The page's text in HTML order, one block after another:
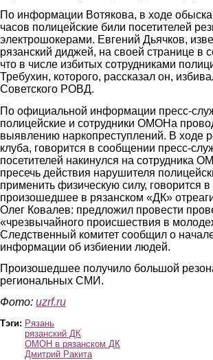
По информации Вотякова, в ходе
часов полицейские били посетителей
электрошокерами. Евгений Дьячков,
рязанский диджей, на своей странице в
что в числе избитых сотрудниками
Требухин, которого, рассказал он,
Советского РОВД.
По официальной информации пресс-
полицейские и сотрудники ОМОНа
выявлению наркопреступлений. В ходе
клуба, говорится в сообщении пресс-
посетителей накинулся на сотрудника
пресечь действия нарушителя
применить физическую силу,
произошедшее в рязанском «ДК»
Олег Ковалев: предложил провести
«чрезвычайного происшествия в
Следственный комитет сообщил о
информации об избиении людей.
Произошедшее получило большой
региональных СМИ.
Фото: uzrf.ru
Тэги: Рязань
рязанский ДК
ОМОН в рязанском ДК
Дмитрий Ракита